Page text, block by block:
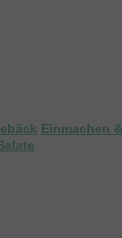
Einmachen